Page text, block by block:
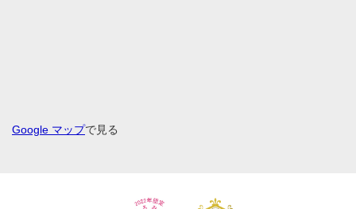
Google マップで見る